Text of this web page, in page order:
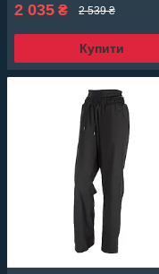
2 035 ₴ 2 539 ₴
Купити